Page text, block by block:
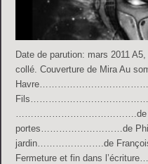
Date de parution: mars 2011
collé. Couverture de Mira Au
Fils……………………………………de
………………………………….de
portes………………………de Phil
jardin………………….de François
Fermeture et fin dans